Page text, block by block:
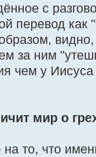
с
перевод
за ним
чем у
мир о
то, что